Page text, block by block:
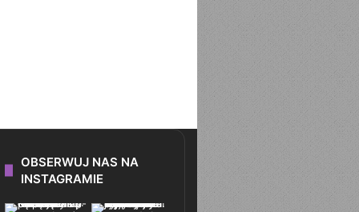
OBSERWUJ NAS NA
INSTAGRAMIE